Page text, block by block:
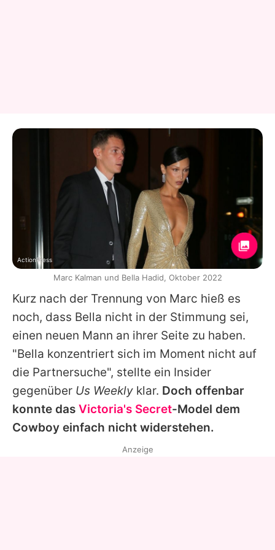
Kurz nach der Trennung von Marc hieß es
noch, dass Bella nicht in der Stimmung sei,
einen neuen Mann an ihrer Seite zu haben.
"Bella konzentriert sich im Moment nicht auf
die Partnersuche", stellte ein Insider
gegenüber Us Weekly klar. Doch offenbar
konnte das Victoria's Secret-Model dem
Cowboy einfach nicht widerstehen.
ActionPress
Marc Kalman und Bella Hadid, Oktober 2022
Anzeige